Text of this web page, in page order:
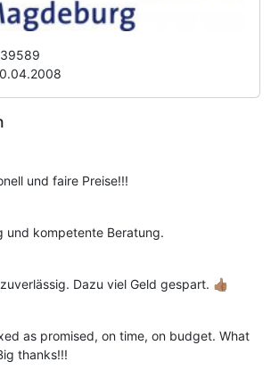
und faire Preise!!!
und kompetente Beratung.
Dazu viel Geld gespart. 👍🏽
as promised, on time, on budget. What
thanks!!!